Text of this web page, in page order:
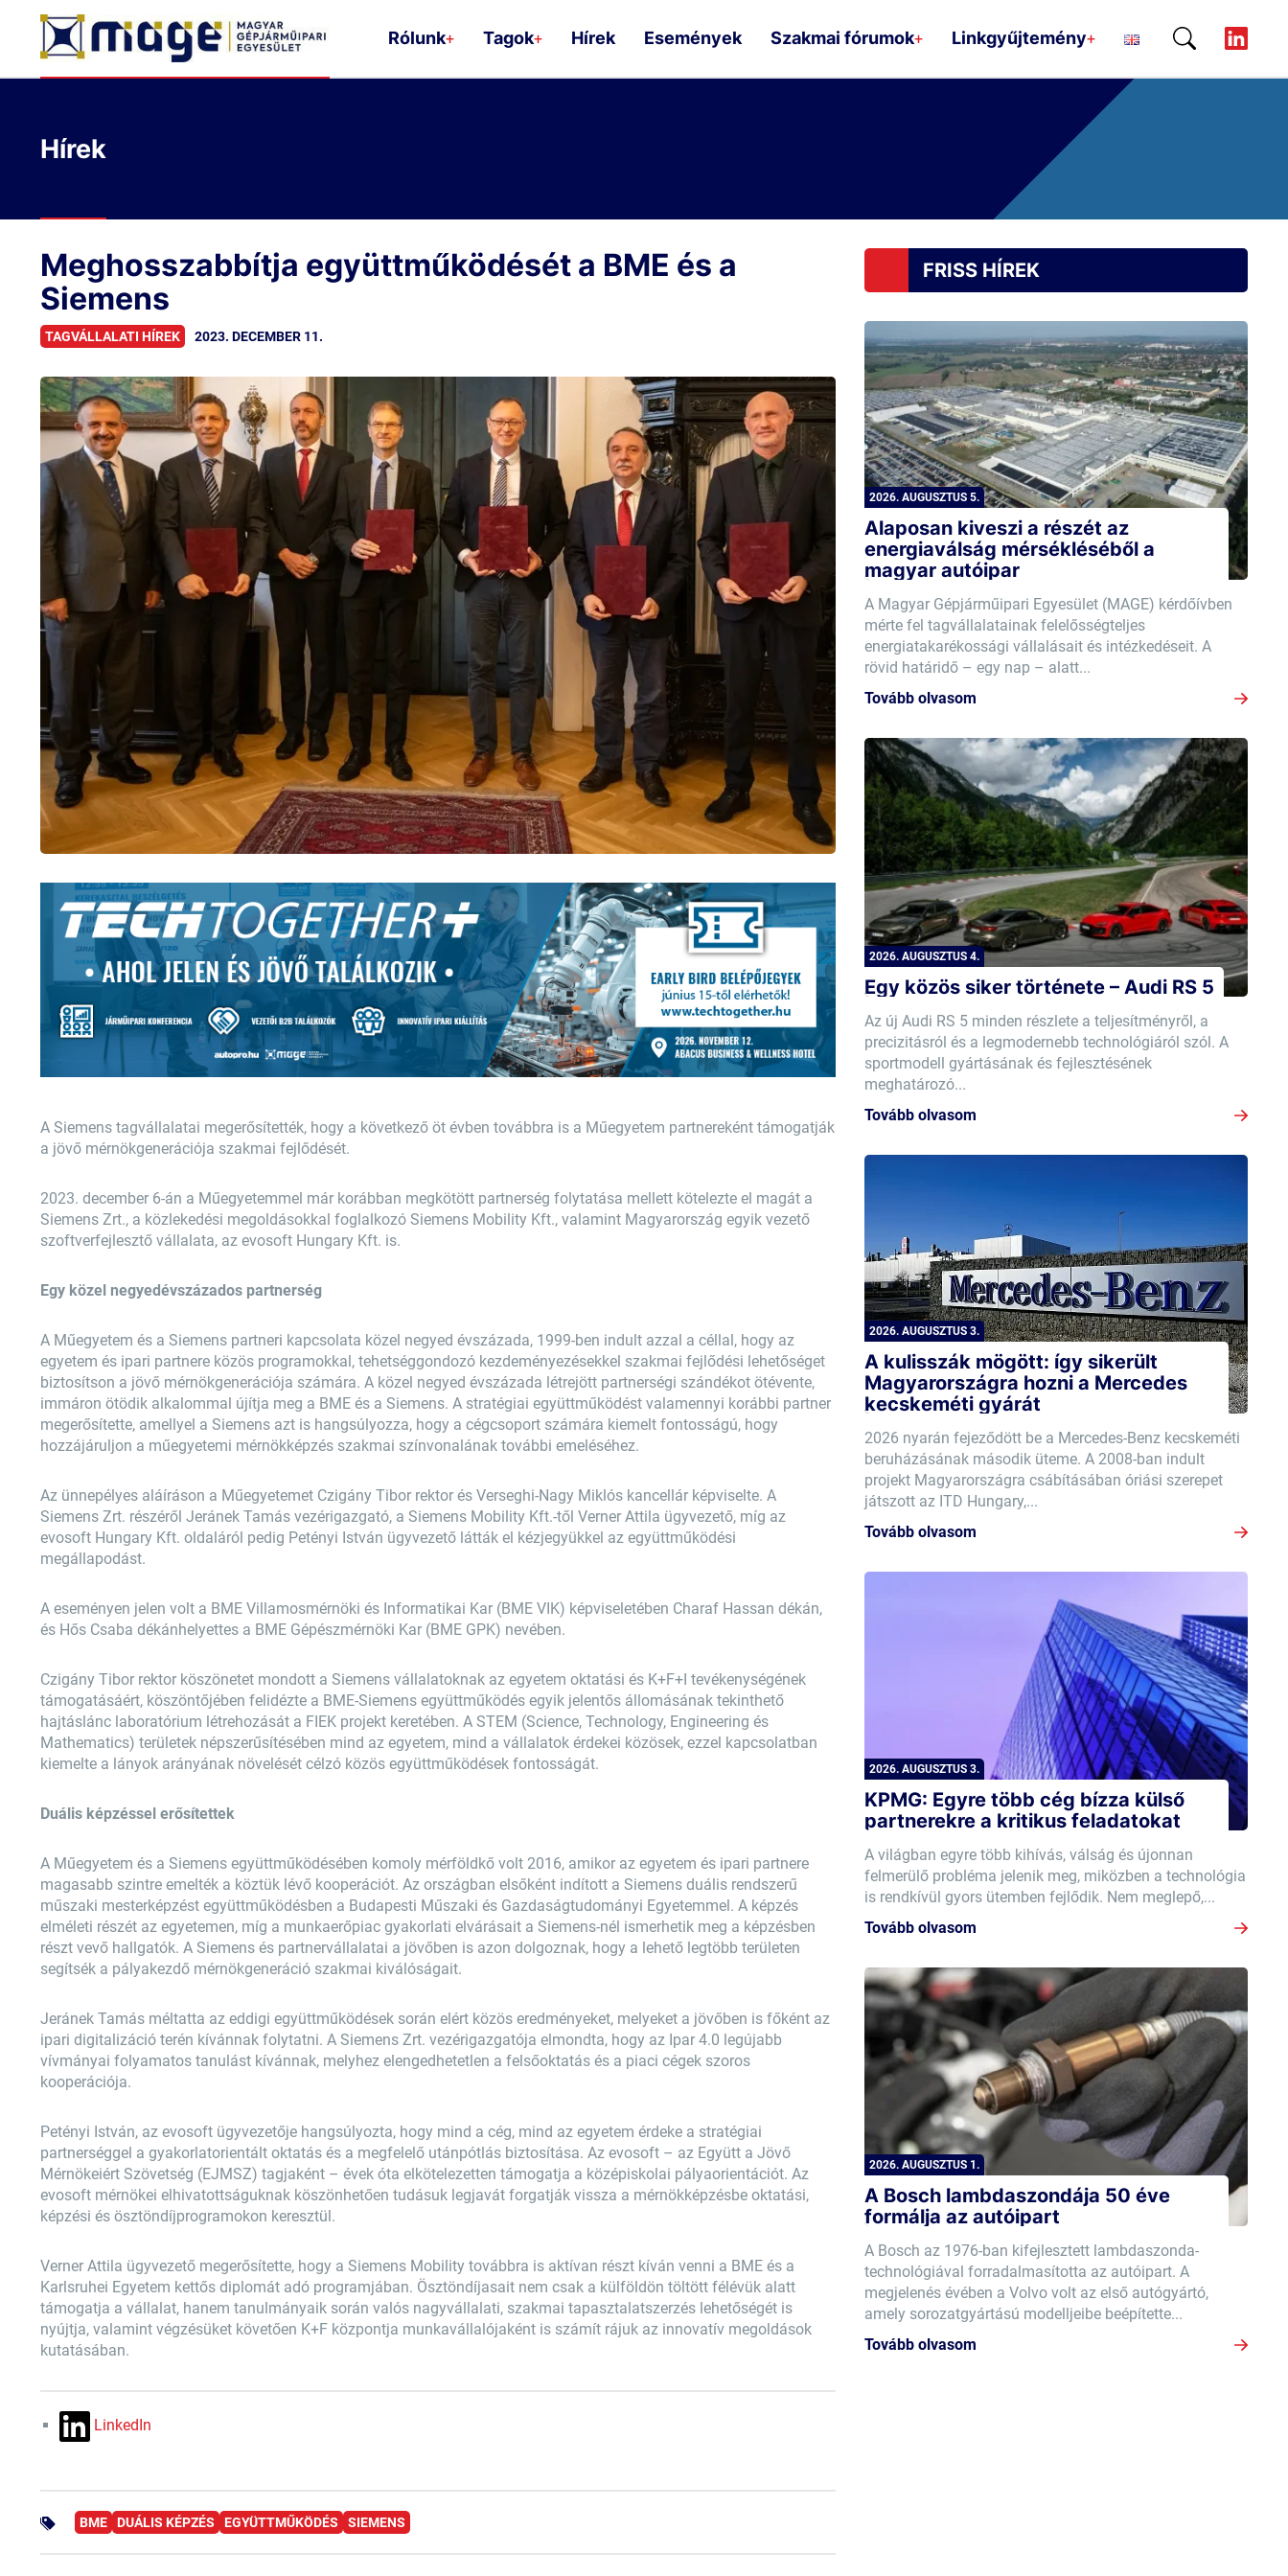
Rólunk+ Tagok+ Hírek Események Szakmai fórumok+ Linkgyűjtemény+
Hírek
Meghosszabbítja együttműködését a BME és a
Siemens
TAGVÁLLALATI HÍREK 2023. DECEMBER 11.
A Siemens tagvállalatai megerősítették, hogy a következő öt évben továbbra is a Műegyetem partnereként támogatják
a jövő mérnökgenerációja szakmai fejlődését.
2023. december 6-án a Műegyetemmel már korábban megkötött partnerség folytatása mellett kötelezte el magát a
Siemens Zrt., a közlekedési megoldásokkal foglalkozó Siemens Mobility Kft., valamint Magyarország egyik vezető
szoftverfejlesztő vállalata, az evosoft Hungary Kft. is.
Egy közel negyedévszázados partnerség
A Műegyetem és a Siemens partneri kapcsolata közel negyed évszázada, 1999-ben indult azzal a céllal, hogy az
egyetem és ipari partnere közös programokkal, tehetséggondozó kezdeményezésekkel szakmai fejlődési lehetőséget
biztosítson a jövő mérnökgenerációja számára. A közel negyed évszázada létrejött partnerségi szándékot ötévente,
immáron ötödik alkalommal újítja meg a BME és a Siemens. A stratégiai együttműködést valamennyi korábbi partner
megerősítette, amellyel a Siemens azt is hangsúlyozza, hogy a cégcsoport számára kiemelt fontosságú, hogy
hozzájáruljon a műegyetemi mérnökképzés szakmai színvonalának további emeléséhez.
Az ünnepélyes aláíráson a Műegyetemet Czigány Tibor rektor és Verseghi-Nagy Miklós kancellár képviselte. A
Siemens Zrt. részéről Jeránek Tamás vezérigazgató, a Siemens Mobility Kft.-től Verner Attila ügyvezető, míg az
evosoft Hungary Kft. oldaláról pedig Petényi István ügyvezető látták el kézjegyükkel az együttműködési
megállapodást.
A eseményen jelen volt a BME Villamosmérnöki és Informatikai Kar (BME VIK) képviseletében Charaf Hassan dékán,
és Hős Csaba dékánhelyettes a BME Gépészmérnöki Kar (BME GPK) nevében.
Czigány Tibor rektor köszönetet mondott a Siemens vállalatoknak az egyetem oktatási és K+F+I tevékenységének
támogatásáért, köszöntőjében felidézte a BME-Siemens együttműködés egyik jelentős állomásának tekinthető
hajtáslánc laboratórium létrehozását a FIEK projekt keretében. A STEM (Science, Technology, Engineering és
Mathematics) területek népszerűsítésében mind az egyetem, mind a vállalatok érdekei közösek, ezzel kapcsolatban
kiemelte a lányok arányának növelését célzó közös együttműködések fontosságát.
Duális képzéssel erősítettek
A Műegyetem és a Siemens együttműködésében komoly mérföldkő volt 2016, amikor az egyetem és ipari partnere
magasabb szintre emelték a köztük lévő kooperációt. Az országban elsőként indított a Siemens duális rendszerű
műszaki mesterképzést együttműködésben a Budapesti Műszaki és Gazdaságtudományi Egyetemmel. A képzés
elméleti részét az egyetemen, míg a munkaerőpiac gyakorlati elvárásait a Siemens-nél ismerhetik meg a képzésben
részt vevő hallgatók. A Siemens és partnervállalatai a jövőben is azon dolgoznak, hogy a lehető legtöbb területen
segítsék a pályakezdő mérnökgeneráció szakmai kiválóságait.
Jeránek Tamás méltatta az eddigi együttműködések során elért közös eredményeket, melyeket a jövőben is főként az
ipari digitalizáció terén kívánnak folytatni. A Siemens Zrt. vezérigazgatója elmondta, hogy az Ipar 4.0 legújabb
vívmányai folyamatos tanulást kívánnak, melyhez elengedhetetlen a felsőoktatás és a piaci cégek szoros
kooperációja.
Petényi István, az evosoft ügyvezetője hangsúlyozta, hogy mind a cég, mind az egyetem érdeke a stratégiai
partnerséggel a gyakorlatorientált oktatás és a megfelelő utánpótlás biztosítása. Az evosoft – az Együtt a Jövő
Mérnökeiért Szövetség (EJMSZ) tagjaként – évek óta elkötelezetten támogatja a középiskolai pályaorientációt. Az
evosoft mérnökei elhivatottságuknak köszönhetően tudásuk legjavát forgatják vissza a mérnökképzésbe oktatási,
képzési és ösztöndíjprogramokon keresztül.
Verner Attila ügyvezető megerősítette, hogy a Siemens Mobility továbbra is aktívan részt kíván venni a BME és a
Karlsruhei Egyetem kettős diplomát adó programjában. Ösztöndíjasait nem csak a külföldön töltött félévük alatt
támogatja a vállalat, hanem tanulmányaik során valós nagyvállalati, szakmai tapasztalatszerzés lehetőségét is
nyújtja, valamint végzésüket követően K+F központja munkavállalójaként is számít rájuk az innovatív megoldások
kutatásában.
LinkedIn
BME DUÁLIS KÉPZÉS EGYÜTTMŰKÖDÉS SIEMENS
FRISS HÍREK
2026. AUGUSZTUS 5.
Alaposan kiveszi a részét az
energiaválság mérsékléséből a
magyar autóipar
A Magyar Gépjárműipari Egyesület (MAGE) kérdőívben
mérte fel tagvállalatainak felelősségteljes
energiatakarékossági vállalásait és intézkedéseit. A
rövid határidő – egy nap – alatt...
Tovább olvasom
2026. AUGUSZTUS 4.
Egy közös siker története – Audi RS 5
Az új Audi RS 5 minden részlete a teljesítményről, a
precizitásról és a legmodernebb technológiáról szól. A
sportmodell gyártásának és fejlesztésének
meghatározó...
Tovább olvasom
2026. AUGUSZTUS 3.
A kulisszák mögött: így sikerült
Magyarországra hozni a Mercedes
kecskeméti gyárát
2026 nyarán fejeződött be a Mercedes-Benz kecskeméti
beruházásának második üteme. A 2008-ban indult
projekt Magyarországra csábításában óriási szerepet
játszott az ITD Hungary,...
Tovább olvasom
2026. AUGUSZTUS 3.
KPMG: Egyre több cég bízza külső
partnerekre a kritikus feladatokat
A világban egyre több kihívás, válság és újonnan
felmerülő probléma jelenik meg, miközben a technológia
is rendkívül gyors ütemben fejlődik. Nem meglepő,...
Tovább olvasom
2026. AUGUSZTUS 1.
A Bosch lambdaszondája 50 éve
formálja az autóipart
A Bosch az 1976-ban kifejlesztett lambdaszonda-
technológiával forradalmasította az autóipart. A
megjelenés évében a Volvo volt az első autógyártó,
amely sorozatgyártású modelljeibe beépítette...
Tovább olvasom